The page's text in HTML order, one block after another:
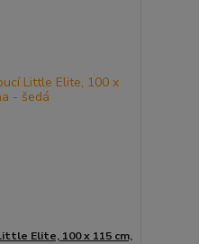
Elite, 100 x 115 cm,